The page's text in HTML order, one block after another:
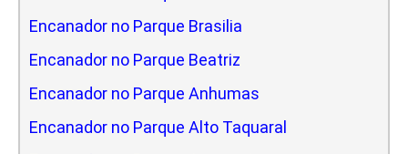
Encanador no Parque Brasilia
Encanador no Parque Beatriz
Encanador no Parque Anhumas
Encanador no Parque Alto Taquaral